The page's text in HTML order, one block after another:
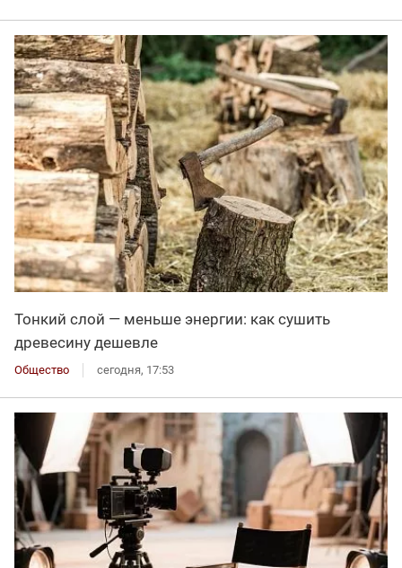
Тонкий слой — меньше энергии: как сушить
древесину дешевле
Общество сегодня, 17:53